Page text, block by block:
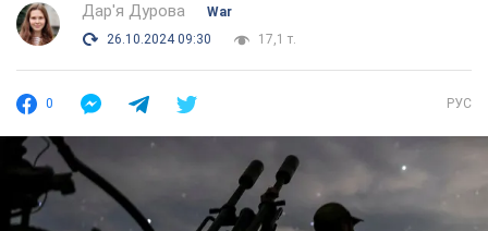
Дар'я Дурова
War
26.10.2024 09:30
17,1 т.
0 РУС